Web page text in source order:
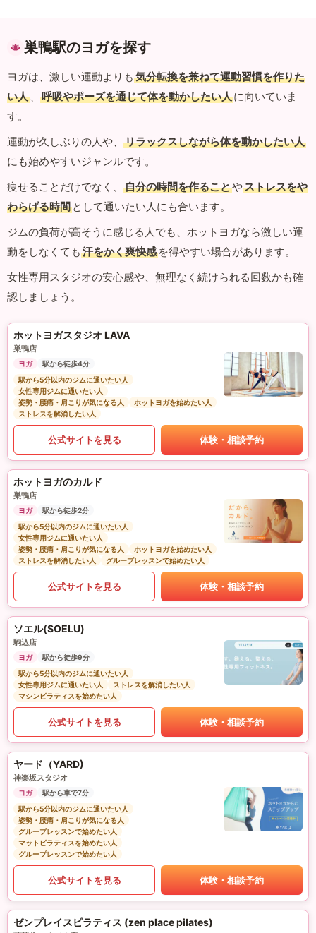
巣鴨駅のヨガを探す
ヨガは、激しい運動よりも 気分転換を兼ねて運動習慣を作りた
い人 、 呼吸やポーズを通じて体を動かしたい人に向いていま
す。
運動が久しぶりの人や、
リラックスしながら体を動かしたい人
にも始めやすいジャンルです。
痩せることだけでなく、
自分の時間を作ることやストレスをや
わらげる時間 として通いたい人にも合います。
ジムの負荷が高そうに感じる人でも、ホットヨガなら激しい運
動をしなくても 汗をかく爽快感 を得やすい場合があります。
女性専用スタジオの安心感や、無理なく続けられる回数かも確
認しましょう。
ホットヨガスタジオ LAVA
巣鴨店
ヨガ
駅から徒歩4分
駅から5分以内のジムに通いたい人
女性専用ジムに通いたい人
姿勢・腰痛・肩こりが気になる人
ホットヨガを始めたい人
ストレスを解消したい人
公式サイトを見る 体験・相談予約
ホットヨガのカルド
巣鴨店
ヨガ
駅から徒歩2分
駅から5分以内のジムに通いたい人
女性専用ジムに通いたい人
姿勢・腰痛・肩こりが気になる人
ホットヨガを始めたい人
ストレスを解消したい人
グループレッスンで始めたい人
公式サイトを見る 体験・相談予約
ソエル(SOELU)
駒込店
ヨガ
駅から徒歩9分
駅から5分以内のジムに通いたい人
女性専用ジムに通いたい人
ストレスを解消したい人
マシンピラティスを始めたい人
公式サイトを見る 体験・相談予約
ヤード（YARD)
神楽坂スタジオ
ヨガ
駅から車で7分
駅から5分以内のジムに通いたい人
姿勢・腰痛・肩こりが気になる人
グループレッスンで始めたい人
マットピラティスを始めたい人
グループレッスンで始めたい人
公式サイトを見る 体験・相談予約
ゼンプレイスピラティス (zen place pilates)